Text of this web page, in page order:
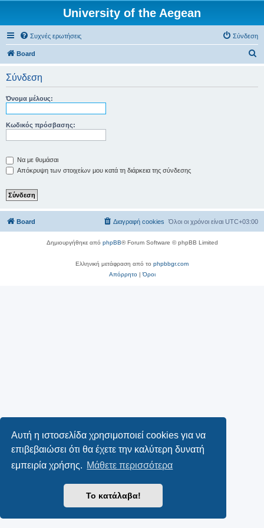
Αυτή η ιστοσελίδα χρησιμοποιεί cookies για να
επιβεβαιώσει ότι θα έχετε την καλύτερη δυνατή
εμπειρία χρήσης. Μάθετε περισσότερα
Το κατάλαβα!
University of the Aegean
Συχνές ερωτήσεις Σύνδεση
Board
Σύνδεση
Όνομα μέλους:
Κωδικός πρόσβασης:
Να με θυμάσαι
Απόκρυψη των στοιχείων μου κατά τη διάρκεια της σύνδεσης
Board Όλοι οι χρόνοι είναι UTC+03:00
Διαγραφή cookies
Δημιουργήθηκε από phpBB® Forum Software © phpBB Limited
Ελληνική μετάφραση από το phpbbgr.com
Απόρρητο|Όροι